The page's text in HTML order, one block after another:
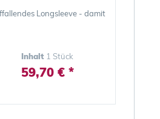
Sicht auffallen
Longsleeve - damit Sie auch bei
Inhalt 1 Stück
59,70 € *